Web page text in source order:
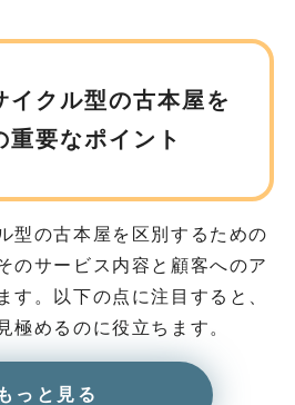
イクル型の古本屋を
重要なポイント
型の古本屋を区別するための
のサービス内容と顧客へのア
す。以下の点に注目すると、
極めるのに役立ちます。
もっと見る